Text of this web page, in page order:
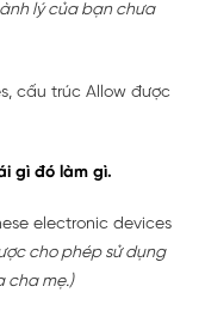
lý của bạn chưa
cấu trúc Allow được
gì đó làm gì.
electronic devices
cho phép sử dụng
cha mẹ.)